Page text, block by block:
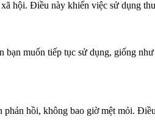
hội. Điều này khiến việc sử dụng
muốn tiếp tục sử dụng, giống
hồi, không bao giờ mệt mỏi.